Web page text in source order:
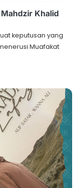
Khalid
keputusan yang
Muafakat